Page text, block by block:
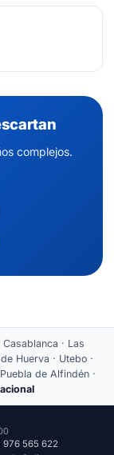
complejos.
· Las
Huerva · Utebo ·
de Alfindén ·
976 565 622